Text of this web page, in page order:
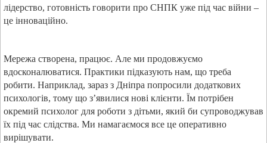
лідерство, готовність говорити про СНПК уже під час війни –
це інноваційно.
Мережа створена, працює. Але ми продовжуємо
вдосконалюватися. Практики підказують нам, що треба
робити. Наприклад, зараз з Дніпра попросили додаткових
психологів, тому що з’явилися нові клієнти. Їм потрібен
окремий психолог для роботи з дітьми, який би супроводжував
їх під час слідства. Ми намагаємося все це оперативно
вирішувати.